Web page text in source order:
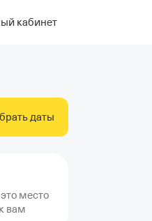
кабинет
даты
место
вам